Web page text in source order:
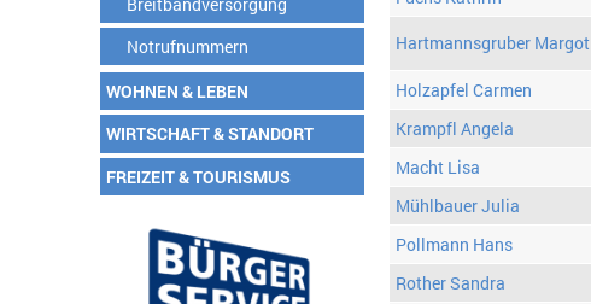
Notrufnummern
WOHNEN & LEBEN
WIRTSCHAFT & STANDORT
FREIZEIT & TOURISMUS
Hartmannsgruber Margot
Holzapfel Carmen
Krampfl Angela
Macht Lisa
Mühlbauer Julia
Pollmann Hans
Rother Sandra